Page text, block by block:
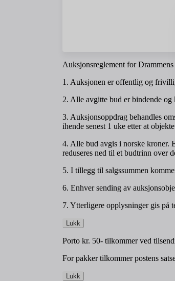
Auksjonsreglement for
1. Auksjonen er offentlig og
2. Alle avgitte bud er bindende og
3. Auksjonsoppdrag behandles
ihende senest 1 uke etter at
4. Alle bud avgis i norske kroner.
reduseres ned til et budtrinn over
5. I tillegg til salgssummen
6. Enhver sending av
7. Ytterligere opplysninger gis
Lukk
Porto kr. 50- tilkommer ved
For pakker tilkommer postens
Lukk